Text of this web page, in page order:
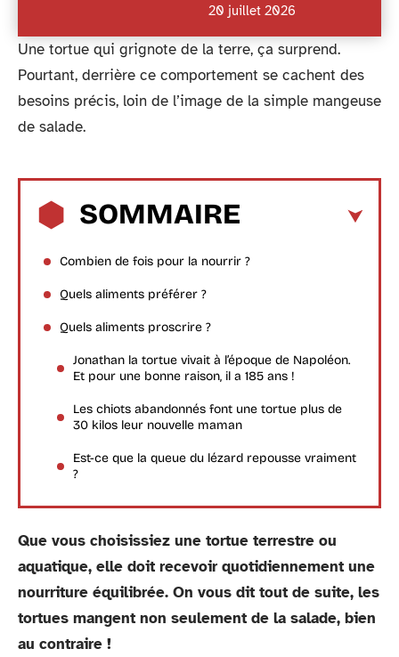
20 juillet 2026
Une tortue qui grignote de la terre, ça surprend.
Pourtant, derrière ce comportement se cachent des
besoins précis, loin de l’image de la simple mangeuse
de salade.
SOMMAIRE
Combien de fois pour la nourrir ?
Quels aliments préférer ?
Quels aliments proscrire ?
Jonathan la tortue vivait à l’époque de Napoléon.
Et pour une bonne raison, il a 185 ans !
Les chiots abandonnés font une tortue plus de
30 kilos leur nouvelle maman
Est-ce que la queue du lézard repousse vraiment
?
Que vous choisissiez une tortue terrestre ou
aquatique, elle doit recevoir quotidiennement une
nourriture équilibrée. On vous dit tout de suite, les
tortues mangent non seulement de la salade, bien
au contraire !